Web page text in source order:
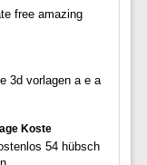
free amazing
3d vorlagen a e a
Koste
54 hübsch